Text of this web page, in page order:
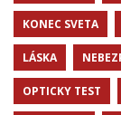
KONEC SVETA
LÁSKA
OPTICKY TEST